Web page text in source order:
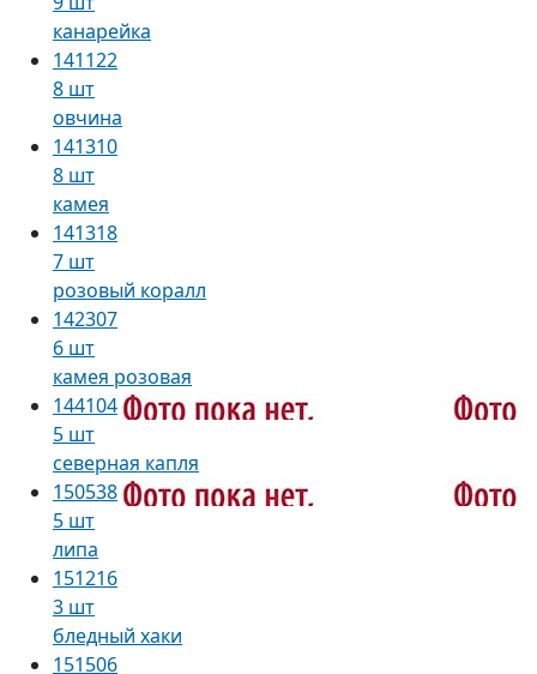
канарейка
141122
8 шт
овчина
141310
8 шт
камея
141318
7 шт
розовый коралл
142307
6 шт
камея розовая
144104
5 шт
северная капля
150538
5 шт
липа
151216
3 шт
бледный хаки
151506